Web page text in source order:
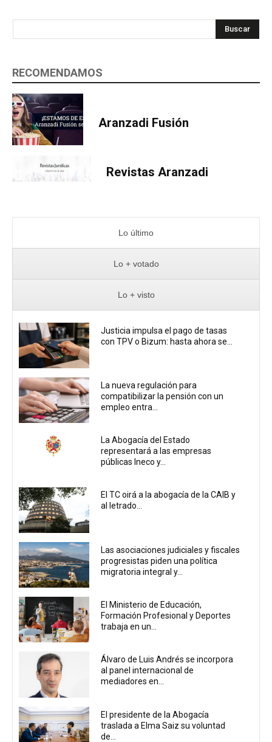
Buscar
RECOMENDAMOS
Aranzadi Fusión
Revistas Aranzadi
Lo último
Lo + votado
Lo + visto
Justicia impulsa el pago de tasas
con TPV o Bizum: hasta ahora se...
La nueva regulación para
compatibilizar la pensión con un
empleo entra...
La Abogacía del Estado
representará a las empresas
públicas Ineco y...
El TC oirá a la abogacía de la CAIB y
al letrado...
Las asociaciones judiciales y fiscales
progresistas piden una política
migratoria integral y...
El Ministerio de Educación,
Formación Profesional y Deportes
trabaja en un...
Álvaro de Luis Andrés se incorpora
al panel internacional de
mediadores en...
El presidente de la Abogacía
traslada a Elma Saiz su voluntad
de...